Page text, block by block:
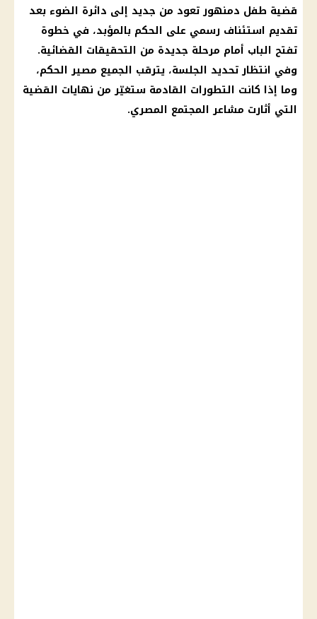
قضية طفل دمنهور تعود من جديد إلى دائرة الضوء بعد
تقديم استئناف رسمي على الحكم بالمؤبد، في خطوة
تفتح الباب أمام مرحلة جديدة من التحقيقات القضائية.
وفي انتظار تحديد الجلسة، يترقب الجميع مصير الحكم،
وما إذا كانت التطورات القادمة ستغيّر من نهايات القضية
التي أثارت مشاعر المجتمع المصري.